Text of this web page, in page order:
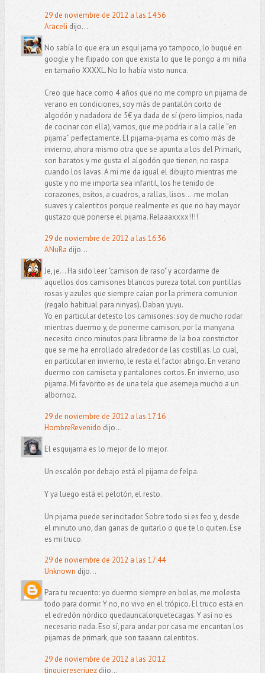
29 de noviembre de 2012 a las 14:56
Araceli dijo...
No sabía lo que era un esquí jama yo tampoco, lo buqué en
google y he flipado con que exista lo que le pongo a mi niña
en tamaño XXXXL. No lo había visto nunca.
Creo que hace como 4 años que no me compro un pijama de
verano en condiciones, soy más de pantalón corto de
algodón y nadadora de 5€ ya dada de sí (pero limpios, nada
de cocinar con ella), vamos, que me podría ir a la calle “en
pijama” perfectamente. El pijama-pijama es como más de
invierno, ahora mismo otra que se apunta a los del Primark,
son baratos y me gusta el algodón que tienen, no raspa
cuando los lavas. A mi me da igual el dibujito mientras me
guste y no me importa sea infantil, los he tenido de
corazones, ositos, a cuadros, a rallas, lisos....me molan
suaves y calentitos porque realmente es que no hay mayor
gustazo que ponerse el pijama. Relaaaxxxx!!!!
29 de noviembre de 2012 a las 16:36
ANuRa dijo...
Je, je... Ha sido leer "camison de raso" y acordarme de
aquellos dos camisones blancos pureza total con puntillas
rosas y azules que siempre caian por la primera comunion
(regalo habitual para ninyas). Daban yuyu.
Yo en particular detesto los camisones: soy de mucho rodar
mientras duermo y, de ponerme camison, por la manyana
necesito cinco minutos para librarme de la boa constrictor
que se me ha enrollado alrededor de las costillas. Lo cual,
en particular en invierno, le resta el factor abrigo. En verano
duermo con camiseta y pantalones cortos. En invierno, uso
pijama. Mi favorito es de una tela que asemeja mucho a un
albornoz.
29 de noviembre de 2012 a las 17:16
HombreRevenido dijo...
El esquijama es lo mejor de lo mejor.
Un escalón por debajo está el pijama de felpa.
Y ya luego está el pelotón, el resto.
Un pijama puede ser incitador. Sobre todo si es feo y, desde
el minuto uno, dan ganas de quitarlo o que te lo quiten. Ese
es mi truco.
29 de noviembre de 2012 a las 17:44
Unknown dijo...
Para tu recuento: yo duermo siempre en bolas, me molesta
todo para dormir. Y no, no vivo en el trópico. El truco está en
el edredón nórdico quedauncalorquetecagas. Y así no es
necesario nada. Eso sí, para andar por casa me encantan los
pijamas de primark, que son taaann calentitos.
29 de noviembre de 2012 a las 20:12
tinquiereserjuezdijo...